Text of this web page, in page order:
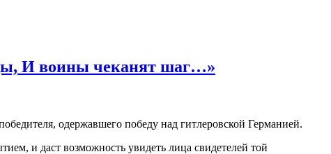
И воины чеканят шаг…»
одержавшего победу над гитлеровской Германией.
и даст возможность увидеть лица свидетелей той